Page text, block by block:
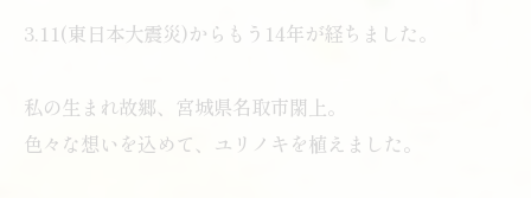
3.11(東日本大震災)からもう14年が経ちました。
私の生まれ故郷、宮城県名取市閖上。
色々な想いを込めて、ユリノキを植えました。